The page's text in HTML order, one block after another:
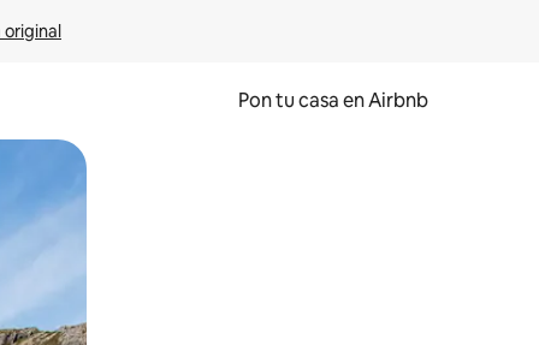
original
Pon tu casa en Airbnb